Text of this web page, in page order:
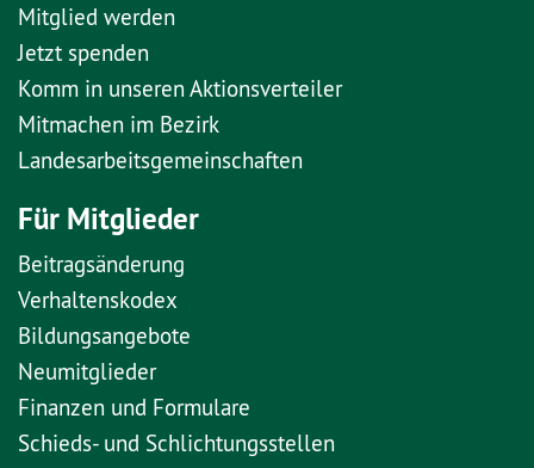
Mitglied werden
Jetzt spenden
Komm in unseren Aktionsverteiler
Mitmachen im Bezirk
Landesarbeitsgemeinschaften
Für Mitglieder
Beitragsänderung
Verhaltenskodex
Bildungsangebote
Neumitglieder
Finanzen und Formulare
Schieds- und Schlichtungsstellen